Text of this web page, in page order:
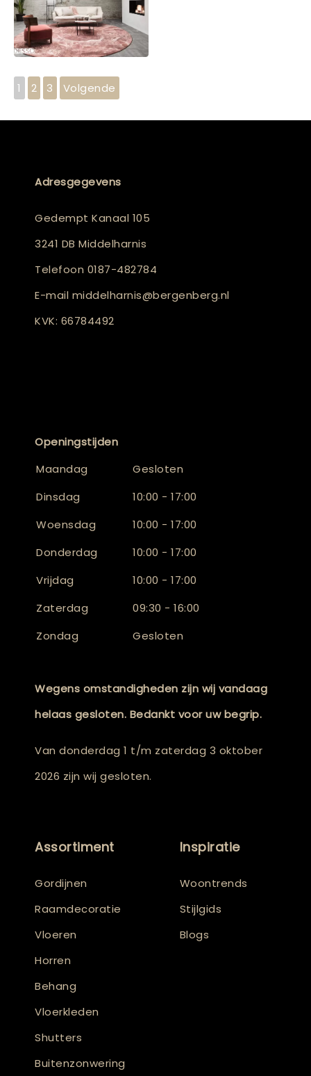
1 2 3 Volgende
Adresgegevens
Gedempt Kanaal 105
3241 DB Middelharnis
Telefoon 0187-482784
E-mail middelharnis@bergenberg.nl
KVK: 66784492
Openingstijden
Maandag
Gesloten
Dinsdag
10:00 - 17:00
Woensdag
10:00 - 17:00
Donderdag
10:00 - 17:00
Vrijdag
10:00 - 17:00
Zaterdag
09:30 - 16:00
Zondag
Gesloten
Wegens omstandigheden zijn wij vandaag
helaas gesloten. Bedankt voor uw begrip.
Van donderdag 1 t/m zaterdag 3 oktober
2026 zijn wij gesloten.
Assortiment
Gordijnen
Raamdecoratie
Vloeren
Horren
Behang
Vloerkleden
Shutters
Buitenzonwering
Inspiratie
Woontrends
Stijlgids
Blogs